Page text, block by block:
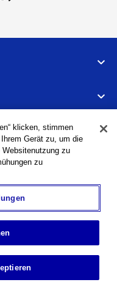
Datenschutzrichtlinie
klicken, stimmen
Gerät zu, um die
zu
zu